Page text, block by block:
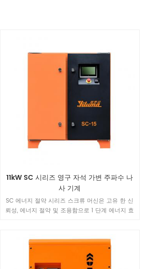
11kW SC 시리즈 영구 자석 가변 주파수 나
사 기계
SC 에너지 절약 시리즈 스크류 머신은 고유 한 신
뢰성, 에너지 절약 및 조용함으로 1 단계 에너지 효
를 충족시킬 수 있습니다.